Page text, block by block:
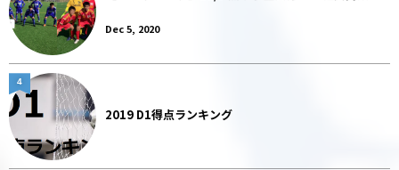
Dec 5, 2020
2019 D1得点ランキング
4